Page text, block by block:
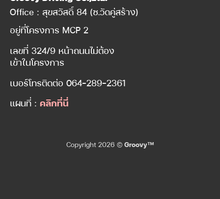
Office : สุขสวัสดิ์ 84 (ซ.วัดคู่สร้าง)
อยู่ที่โครงการ MCP 2
เลขที่ 324/9 หน้าถนนไม่ต้อง
เข้าในโครงการ
เบอร์โทรติดต่อ 064-289-2361
แผนที่ : คลิกที่นี่
Copyright 2026 © Groovy™